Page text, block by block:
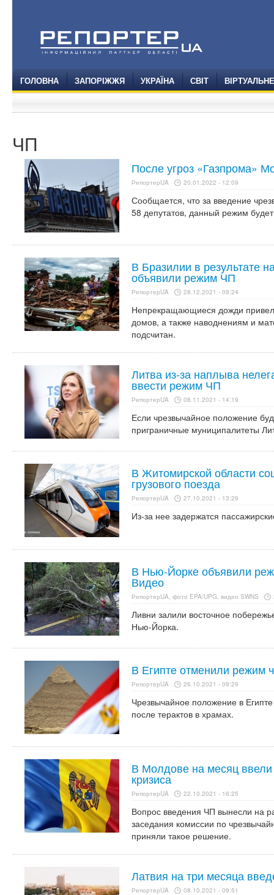
ГОЛОВНА ЗАПОРІЖЖЯ УКРАЇНА СВІТ
ЧП
После угроз «Газпрома»
РепортерUA 20.01.2022 - 12:09
Сообщается, что за введение
58 депутатов, данный режим
В Бразилии в результате
объявили режим ЧП
РепортерUA 28.12.2021 - 09:24
Непрекращающиеся дожди
домов, а также наводнениям и
подсчитан.
Литва из-за наплыва
ввести режим ЧП
РепортерUA 08.11.2021 - 14:19
Если чрезвычайное положение
приграничные муниципалитеты
В Житомирской области
грузового поезда
РепортерUA 27.10.2021 - 13:29
Из-за нее задержатся
В Нью-Йорке объявили
Видео
РепортерUA, фото EPA/UPG, видео SWNS
Ливни залили восточное
Нью-Йорка.
В Египте отменили режим
РепортерUA 26.10.2021 - 09:29
Чрезвычайное положение в
после терактов в храмах.
В Молдове на месяц
кризиса
РепортерUA 22.10.2021 - 16:25
Вопрос введения ЧП вынесли на
заседания комиссии по
приняли такое решение.
Латвия на три месяца
РепортерUA 08.10.2021 - 09:51